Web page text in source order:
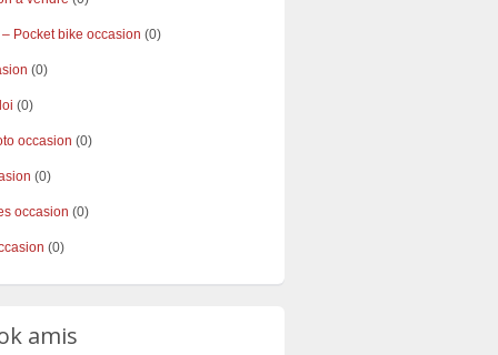
Pocket bike occasion (0)
(0)
(0)
occasion (0)
(0)
occasion (0)
(0)
amis